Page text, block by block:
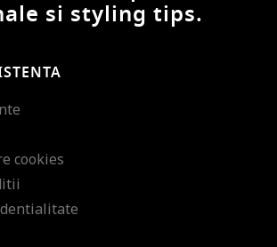
si styling tips.
cookies